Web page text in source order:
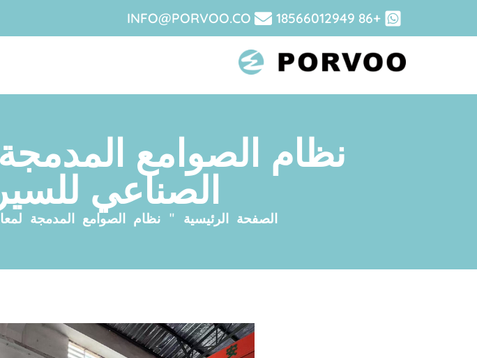
+86 18566012949
INFO@PORVOO.CO
نظام الصوامع
الصناعي
الصفحة الرئيسية " نظام الصوامع المدمجة